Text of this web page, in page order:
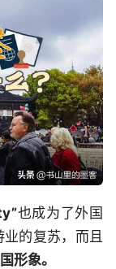
也成为了外国
的复苏，而且
形象。